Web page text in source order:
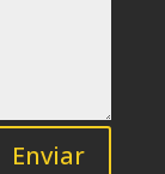
Enviar